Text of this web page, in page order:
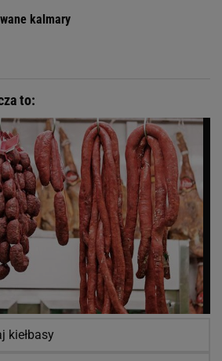
kalmary
to:
kiełbasy